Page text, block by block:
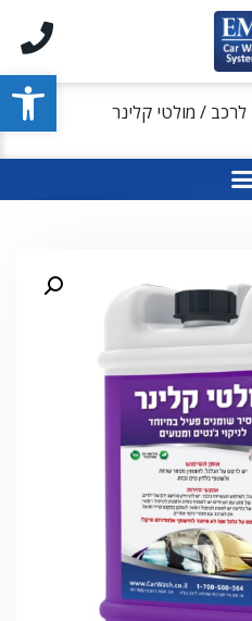
פתח
לרכב / מולטי קלינר